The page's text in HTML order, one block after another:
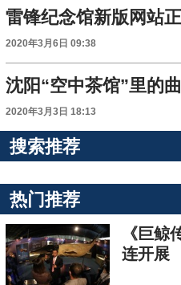
雷锋纪念馆新版网站
2020年3月6日 09:38
沈阳“空中茶馆”里的
2020年3月3日 18:13
搜索推荐
热门推荐
《巨鲸
连开展